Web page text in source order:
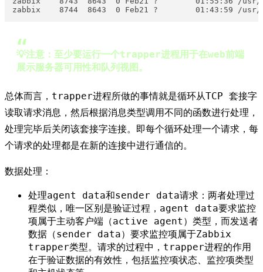
zabbix    8744  8643  0 Feb21 ?        01:43:59 /
💡注意：至少要运行一个trapper进程用于在web前端
展示服务器可用性和队列视图。
总体而言，trapper进程所做的事情就是循环从TCP 套接字
读取请求消息，然后根据消息类型调用不同的函数进行处理，
处理完毕后关闭该套接字连接。即每个循环处理一个请求，每
个请求的处理都是在新的连接中进行通信的。
数据处理：
处理agent data和sender data请求：两者处理过
程类似，唯一区别是验证过程，agent data要求监控
项属于主动客户端（active agent）类型，而发送者
数据（sender data）要求监控项属于Zabbix
trapper类型。请求的过程中，trapper进程的作用
在于验证数据的有效性，包括监控项状态、监控项类型